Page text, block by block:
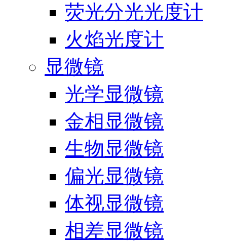
荧光分光光度计
火焰光度计
显微镜
光学显微镜
金相显微镜
生物显微镜
偏光显微镜
体视显微镜
相差显微镜